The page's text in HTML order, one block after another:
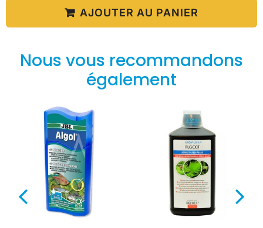
AJOUTER AU PANIER
Nous vous recommandons
également